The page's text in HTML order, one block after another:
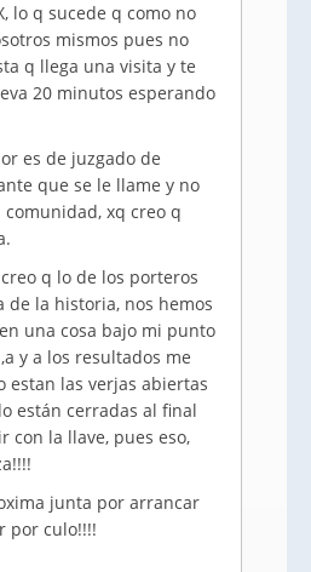
lo q sucede q como no
mismos pues no
q llega una visita y te
20 minutos esperando
es de juzgado de
que se le llame y no
xq creo q
q lo de los porteros
de la historia, nos hemos
una cosa bajo mi punto
y a los resultados me
estan las verjas abiertas
están cerradas al final
con la llave, pues eso,
junta por arrancar
por culo!!!!